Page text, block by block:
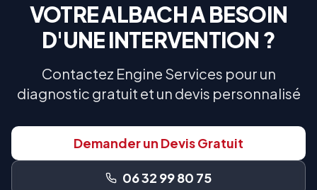
VOTREALBACHA BESOIN
D'UNE INTERVENTION ?
Contactez Engine Services pour un
diagnostic gratuit et un devis personnalisé
Demander un Devis Gratuit
06 32 99 80 75